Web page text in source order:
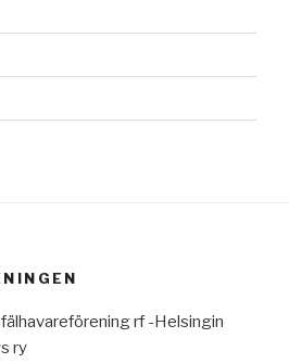
rf -Helsingin
ry